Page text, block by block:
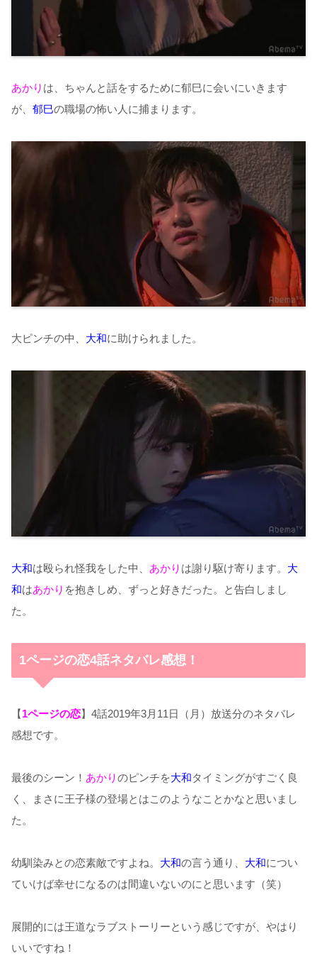
あかり は、ちゃんと話をするために郁巳に会いにいきます
が、 郁巳の職場の怖い人に捕まります。
大ピンチの中、 大和に助けられました。
大和は殴られ怪我をした中、 あかり は謝り駆け寄ります。 大
和はあかり を抱きしめ、ずっと好きだった。と告白しまし
た。
1ページの恋4話ネタバレ感想！
【1ページの恋】4話2019年3月11日（月）放送分のネタバレ
感想です。
最後のシーン！ あかりのピンチを大和タイミングがすごく良
く、まさに王子様の登場とはこのようなことかなと思いまし
た。
幼馴染みとの恋素敵ですよね。 大和の言う通り、 大和につい
ていけば幸せになるのは間違いないのにと思います（笑）
展開的には王道なラブストーリーという感じですが、やはり
いいですね！